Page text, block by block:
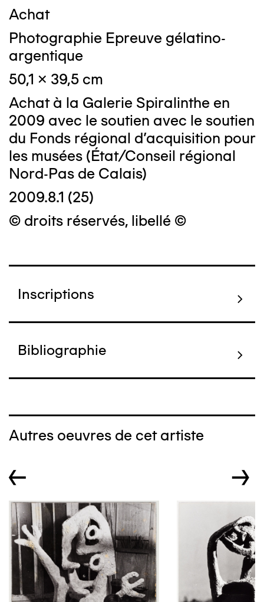
Achat
Photographie Epreuve gélatino-
argentique
50,1 x 39,5 cm
Achat à la Galerie Spiralinthe en
2009 avec le soutien avec le soutien
du Fonds régional d'acquisition pour
les musées (État/Conseil régional
Nord-Pas de Calais)
2009.8.1 (25)
© droits réservés, libellé ©
Inscriptions
Bibliographie
Autres oeuvres de cet artiste
← →